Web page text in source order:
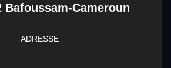
Bafoussam-Cameroun
ADRESSE